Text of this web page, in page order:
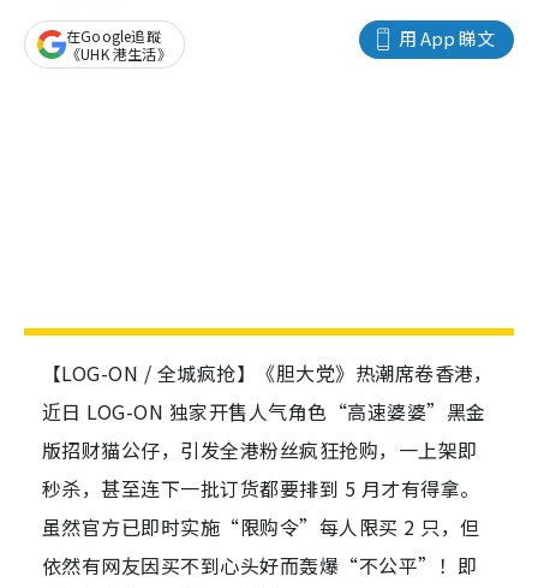
用 App 睇文
在Google追蹤
《UHK 港生活》
【LOG-ON / 全城疯抢】《胆大党》热潮席卷香港，
近日 LOG-ON 独家开售人气角色“高速婆婆”黑金
版招财猫公仔，引发全港粉丝疯狂抢购，一上架即
秒杀，甚至连下一批订货都要排到 5 月才有得拿。
虽然官方已即时实施“限购令”每人限买 2 只，但
依然有网友因买不到心头好而轰爆“不公平”！即